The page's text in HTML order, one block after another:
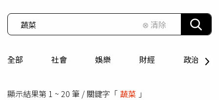
⊗ 清除
全部 社會 娛樂 財經 政治
顯示結果第 1 ~ 20 筆 / 關鍵字「 蔬菜 」